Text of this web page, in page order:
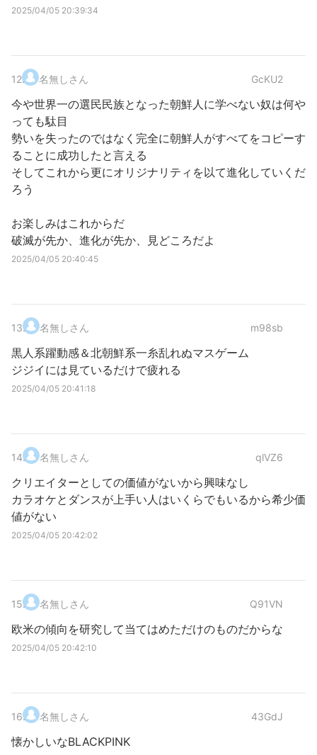
2025/04/05 20:39:34
12. 名無しさん GcKU2
今や世界一の選民民族となった朝鮮人に学べない奴は何や
っても駄目
勢いを失ったのではなく完全に朝鮮人がすべてをコピーす
ることに成功したと言える
そしてこれから更にオリジナリティを以て進化していくだ
ろう
お楽しみはこれからだ
破滅が先か、進化が先か、見どころだよ
2025/04/05 20:40:45
13. 名無しさん m98sb
黒人系躍動感＆北朝鮮系一糸乱れぬマスゲーム
ジジイには見ているだけで疲れる
2025/04/05 20:41:18
14. 名無しさん qlVZ6
クリエイターとしての価値がないから興味なし
カラオケとダンスが上手い人はいくらでもいるから希少価
値がない
2025/04/05 20:42:02
15. 名無しさん Q91VN
欧米の傾向を研究して当てはめただけのものだからな
2025/04/05 20:42:10
16. 名無しさん 43GdJ
懐かしいなBLACKPINK